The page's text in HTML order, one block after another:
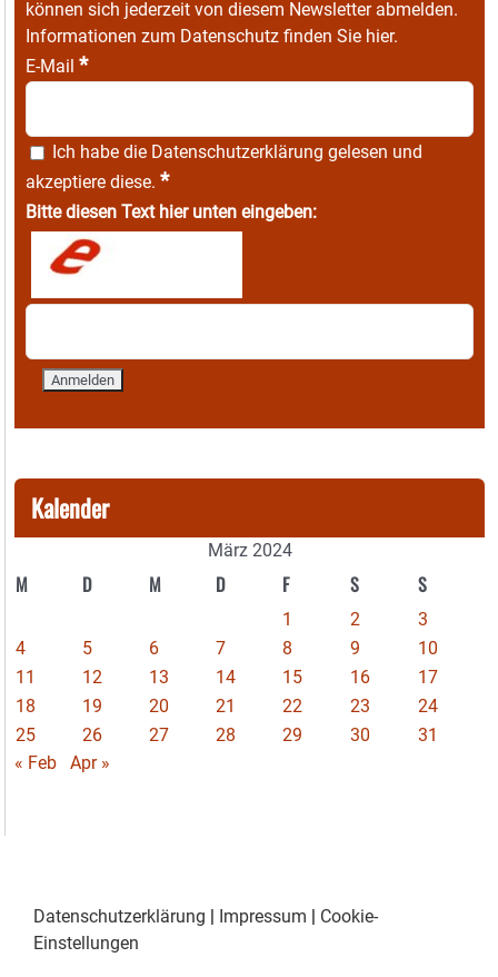
können sich jederzeit von diesem Newsletter abmelden.
Informationen zum Datenschutz finden Sie hier.
E-Mail *
Ich habe die Datenschutzerklärung gelesen und
akzeptiere diese. *
Bitte diesen Text hier unten eingeben:
Kalender
März 2024
M D M D F S S
1 2
3
4
5 6 7 8 9
10
11
12 13 14 15 16
17
18
19 20 21 22 23
24
25
26 27 28 29 30
31
« Feb
Apr »
Datenschutzerklärung | Impressum | Cookie-
Einstellungen